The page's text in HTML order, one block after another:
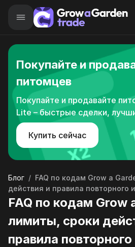
Покупайте и
питомцев
Покупайте и продавайте
Lite – быстрые сделки,
Купить сейчас
Блог / FAQ по кодам Grow a
действия и правила повторного
FAQ по кодам Grow
лимиты, сроки
правила повторного